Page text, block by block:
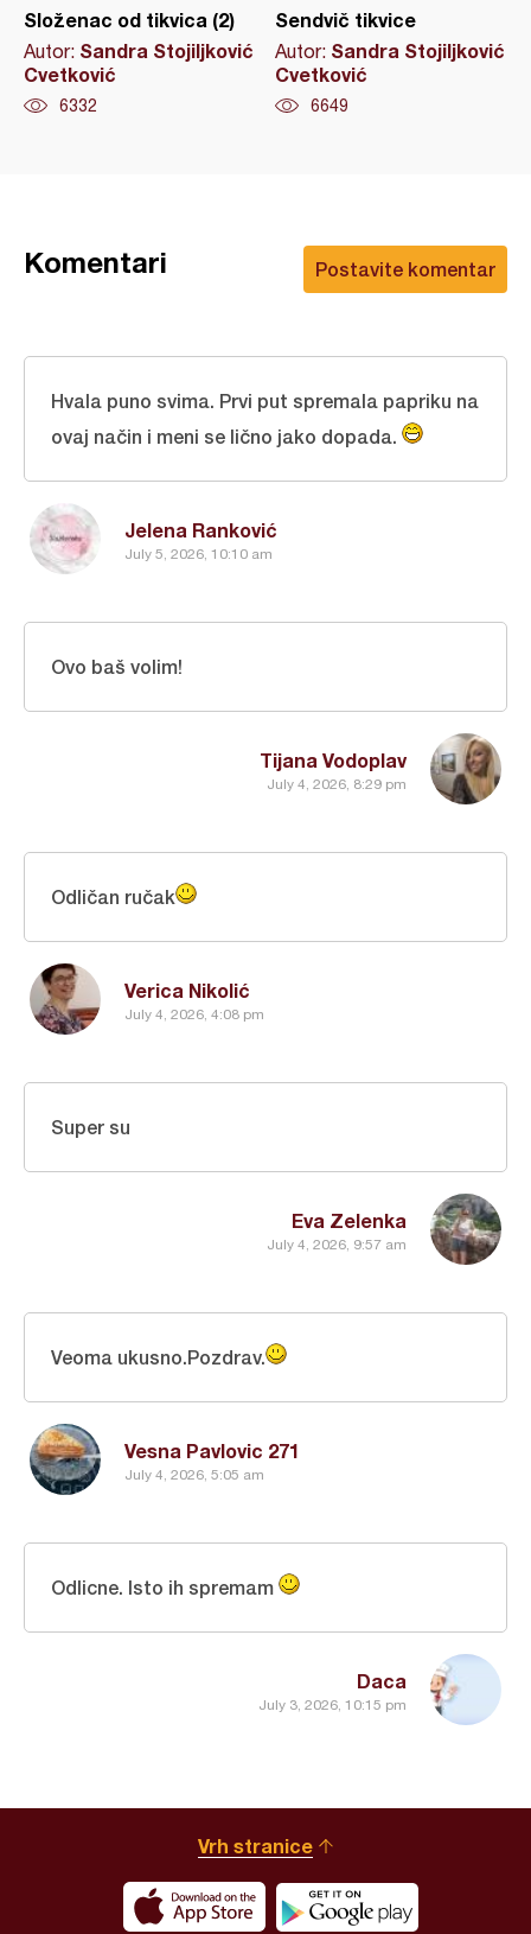
Složenac od tikvica (2)
Autor: Sandra Stojiljković
Cvetković
6332
Sendvič tikvice
Autor: Sandra Stojiljković
Cvetković
6649
Postavite komentar
Komentari
Jelena Ranković
July 5, 2026, 10:10 am
Hvala puno svima. Prvi put spremala papriku na
ovaj način i meni se lično jako dopada.
Tijana Vodoplav
July 4, 2026, 8:29 pm
Ovo baš volim!
Verica Nikolić
July 4, 2026, 4:08 pm
Odličan ručak
Eva Zelenka
July 4, 2026, 9:57 am
Super su
Vesna Pavlovic 271
July 4, 2026, 5:05 am
Veoma ukusno.Pozdrav.
Daca
July 3, 2026, 10:15 pm
Odlicne. Isto ih spremam
Vrh stranice